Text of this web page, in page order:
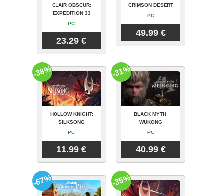
CLAIR OBSCUR:
EXPEDITION 33
PC
23.29 €
CRIMSON DESERT
PC
49.99 €
HOLLOW KNIGHT:
SILKSONG
PC
11.99 €
-38%
BLACK MYTH:
WUKONG
PC
40.99 €
-31%
-67% -35%